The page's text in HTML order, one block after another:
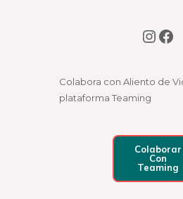
Colabora con Aliento de
plataforma Teaming
Colaborar
Con
Teaming